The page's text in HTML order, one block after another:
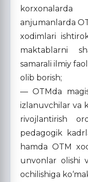
anjumanlarda
xodimlari
maktablarni
samarali ilmiy
olib borish;
— OTMda
izlanuvchilar va
rivojlantirish
pedagogik
hamda OTM
unvonlar olishi
ochilishiga